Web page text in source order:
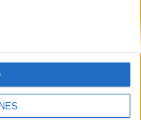
una web dedicada a la
como de series, sin